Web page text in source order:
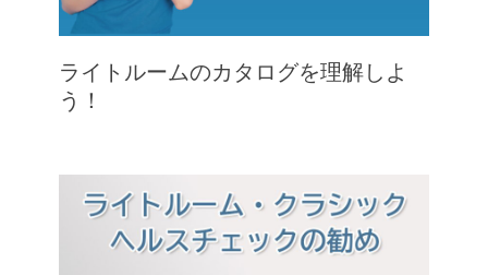
ライトルームのカタログを理解しよ
う！